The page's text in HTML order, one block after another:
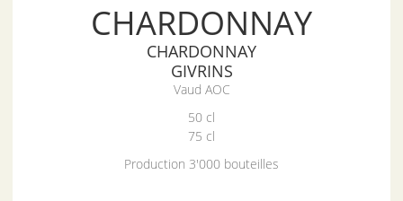
CHARDONNAY
CHARDONNAY
GIVRINS
Vaud AOC
50 cl
75 cl
Production 3'000 bouteilles